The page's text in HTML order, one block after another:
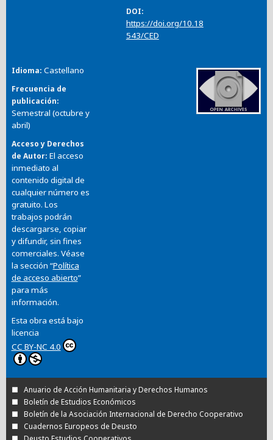
DOI
https://doi.org/10.18
543/CED
Idioma Castellano
Frecuencia de
publicación
Semestral (octubre y
abril)
Acceso y Derechos
de Autor El acceso
inmediato al
contenido digital de
cualquier número es
gratuito. Los
trabajos podrán
descargarse, copiar
y difundir, sin fines
comerciales. Véase
la sección “Política
de acceso abierto”
para más
información.
Esta obra está bajo
licencia
CC BY-NC 4.0
Anuario de Acción Humanitaria y Derechos Humanos
Boletín de Estudios Económicos
Boletín de la Asociación Internacional de Derecho Cooperativo
Cuadernos Europeos de Deusto